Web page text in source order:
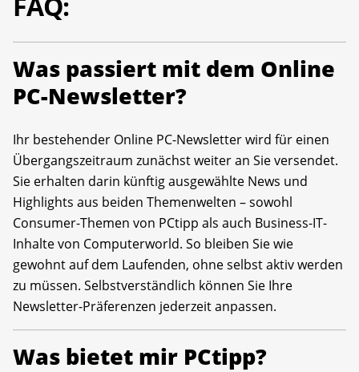
Was passiert mit dem Online
PC-Newsletter?
Ihr bestehender Online PC-Newsletter wird für einen
Übergangszeitraum zunächst weiter an Sie versendet.
Sie erhalten darin künftig ausgewählte News und
Highlights aus beiden Themenwelten – sowohl
Consumer-Themen von PCtipp als auch Business-IT-
Inhalte von Computerworld. So bleiben Sie wie
gewohnt auf dem Laufenden, ohne selbst aktiv werden
zu müssen. Selbstverständlich können Sie Ihre
Newsletter-Präferenzen jederzeit anpassen.
Was bietet mir PCtipp?